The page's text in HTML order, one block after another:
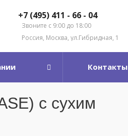
+7 (495) 411 - 66 - 04
Звоните с 9:00 до 18:00
Россия, Москва, ул.Гибридная, 1
Контакты
с сухим